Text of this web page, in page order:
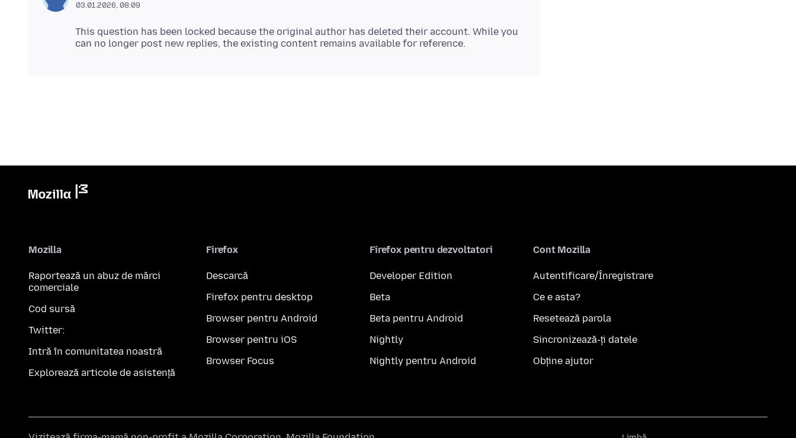
03.01.2026, 08:09
This question has been locked because the original author has deleted their account. While you
Mozilla
Raportează un abuz de mărci
comerciale
Cod sursă
Twitter:
Intră în comunitatea noastră
Explorează articole de asistență
Firefox
Descarcă
Firefox pentru desktop
Browser pentru Android
Browser pentru iOS
Browser Focus
Firefox pentru dezvoltatori
Developer Edition
Beta
Beta pentru Android
Nightly
Nightly pentru Android
Cont Mozilla
Autentificare/Înregistrare
Ce e asta?
Resetează parola
Sincronizează-ți datele
Obține ajutor